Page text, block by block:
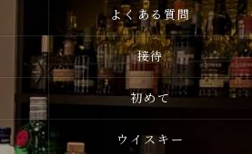
よくある質問
接待
初めて
ウイスキー